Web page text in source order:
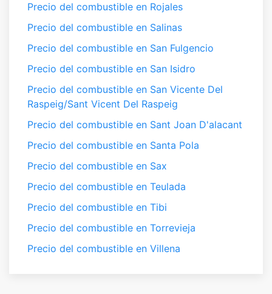
Precio del combustible en Rojales
Precio del combustible en Salinas
Precio del combustible en San Fulgencio
Precio del combustible en San Isidro
Precio del combustible en San Vicente Del
Raspeig/Sant Vicent Del Raspeig
Precio del combustible en Sant Joan D'alacant
Precio del combustible en Santa Pola
Precio del combustible en Sax
Precio del combustible en Teulada
Precio del combustible en Tibi
Precio del combustible en Torrevieja
Precio del combustible en Villena